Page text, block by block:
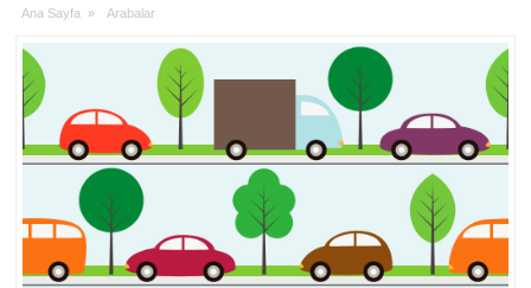
Ana Sayfa » Arabalar